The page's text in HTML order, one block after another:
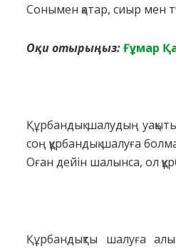
Сонымен қатар, сиыр мен
Оқи отырыңыз:Ғұмар
Құрбандық шалудың
соң құрбандық шалуға
Оған дейін шалынса, ол
Құрбандықты шалуға